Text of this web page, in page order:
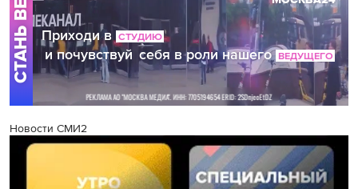
Новости СМИ2